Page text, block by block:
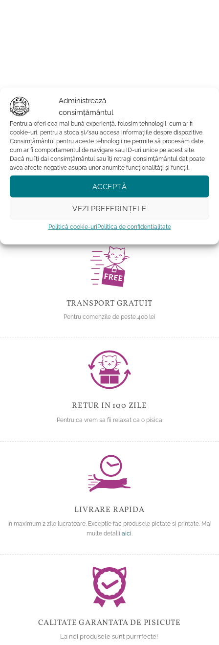
Administrează
consimțământul
Pentru a oferi cea mai bună experiență, folosim tehnologii, cum ar fi
cookie-uri, pentru a stoca și/sau accesa informațiile despre dispozitive.
Consimțământul pentru aceste tehnologii ne permite să procesăm date,
cum ar fi comportamentul de navigare sau ID-uri unice pe acest site.
Dacă nu îți dai consimțământul sau îți retragi consimțământul dat poate
avea afecte negative asupra unor anumite funcționalități și funcții.
ACCEPTĂ
VEZI PREFERINȚELE
Politică cookie-uriPolitica de confidentialitate
TRANSPORT GRATUIT
Pentru comenzile de peste 400 lei
RETUR IN 100 ZILE
Pentru ca vrem sa fii relaxat ca o pisica
LIVRARE RAPIDA
In maximum 2 zile lucratoare. Exceptie fac produsele pictate si printate. Mai
multe detalii aici.
CALITATE GARANTATA DE PISICUTE
La noi produsele sunt purrrfecte!